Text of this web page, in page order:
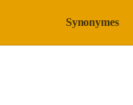
Synonymes